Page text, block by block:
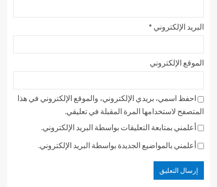
البريد الإلكتروني *
الموقع الإلكتروني
احفظ اسمي، بريدي الإلكتروني، والموقع الإلكتروني في هذا
المتصفح لاستخدامها المرة المقبلة في تعليقي.
أعلمني بمتابعة التعليقات بواسطة البريد الإلكتروني.
أعلمني بالمواضيع الجديدة بواسطة البريد الإلكتروني.